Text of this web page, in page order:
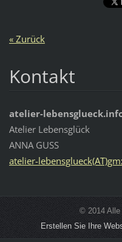
« Zurück
Kontakt
atelier-
Atelier Lebensglück
ANNA GUSS
atelier-
© 2014 Alle
Erstellen Sie Ihre